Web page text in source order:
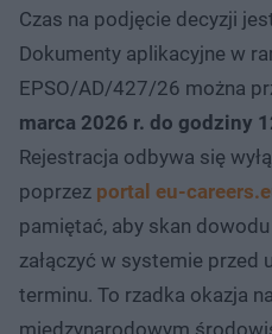
Czas na podjęcie decyzji
Dokumenty aplikacyjne w
EPSO/AD/427/26 można
marca 2026 r. do godziny
Rejestracja odbywa się
poprzez portal eu-
pamiętać, aby skan
załączyć w systemie przed
terminu. To rzadka okazja
międzynarodowym